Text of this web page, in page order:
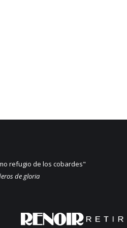
refugio de los cobardes"
de gloria